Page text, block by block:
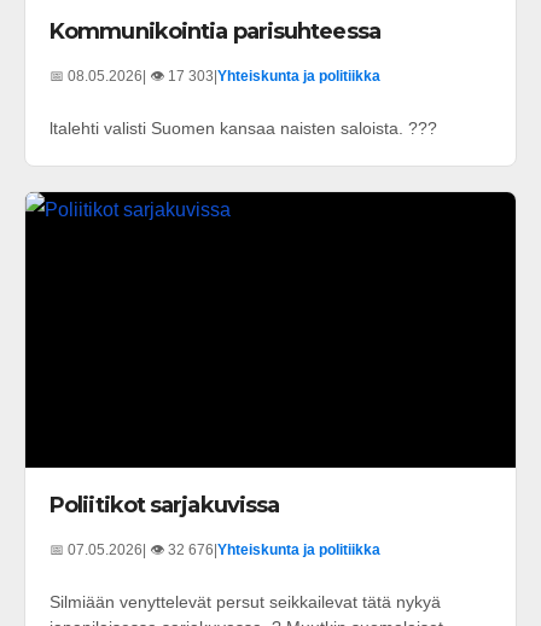
Kommunikointia parisuhteessa
📅 08.05.2026 | 👁️ 17 303 Yhteiskunta ja politiikka
ltalehti valisti Suomen kansaa naisten saloista. ???
Poliitikot sarjakuvissa
📅 07.05.2026 | 👁️ 32 676 Yhteiskunta ja politiikka
Silmiään venyttelevät persut seikkailevat tätä nykyä